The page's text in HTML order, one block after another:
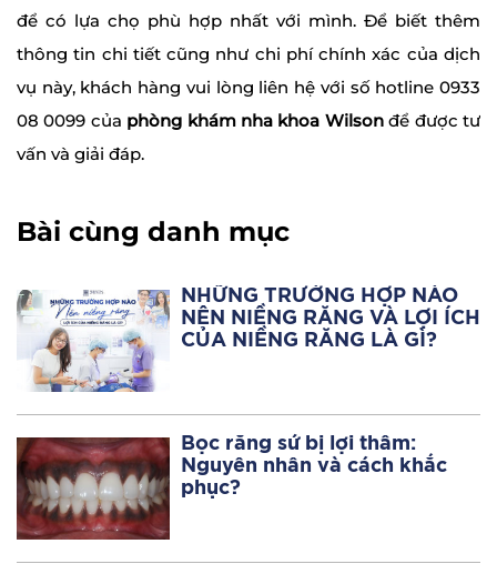
để có lựa chọ phù hợp nhất với mình. Để biết thêm
thông tin chi tiết cũng như chi phí chính xác của dịch
vụ này, khách hàng vui lòng liên hệ với số hotline 0933
08 0099 của phòng khám nha khoa Wilsonđể được tư
vấn và giải đáp.
Bài cùng danh mục
NHỮNG TRƯỜNG HỢP NÀO
NÊN NIỀNG RĂNG VÀ LỢI ÍCH
CỦA NIỀNG RĂNG LÀ GÌ?
Bọc răng sứ bị lợi thâm:
Nguyên nhân và cách khắc
phục?